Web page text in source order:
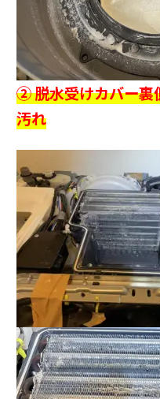
② 脱水受けカバー裏
汚れ